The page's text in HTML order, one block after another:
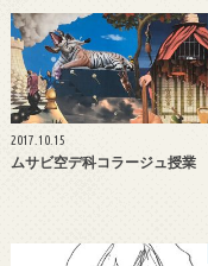
2017.10.15
ムサビ空デ科コラージュ授業